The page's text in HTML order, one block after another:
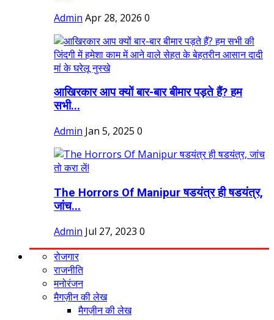
Admin Apr 28, 2026 0
आखिरकार आप क्यों बार-बार बीमार पड़ते हैं? हम
सभी...
Admin Jan 5, 2025 0
The Horrors Of Manipur षडयंत्र ही षडयंत्र,
जांच...
Admin Jul 27, 2023 0
रोजगार
राजनीति
मनोरंजन
मैगज़ीन की लेख
मैगज़ीन की लेख